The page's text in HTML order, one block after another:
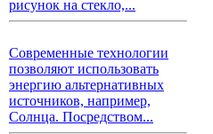
рисунок на стекло,...
Современные технологии
позволяют использовать
энергию альтернативных
источников, например,
Солнца. Посредством...